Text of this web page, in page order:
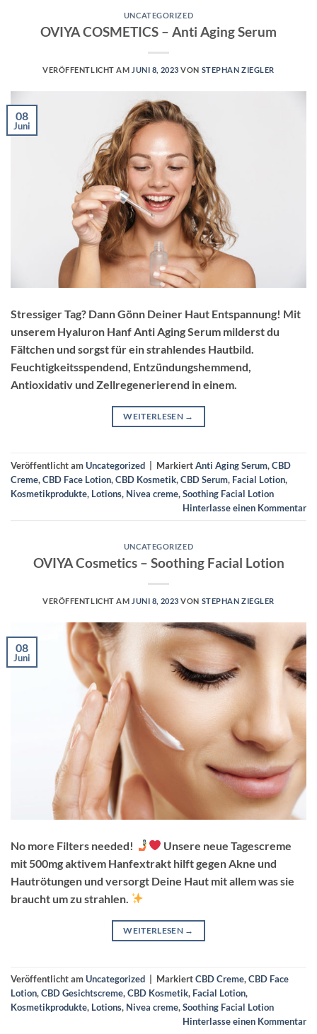
UNCATEGORIZED
OVIYA COSMETICS – Anti Aging Serum
VERÖFFENTLICHT AM JUNI 8, 2023 VON STEPHAN ZIEGLER
08
Juni
Stressiger Tag? Dann Gönn Deiner Haut Entspannung! Mit
unserem Hyaluron Hanf Anti Aging Serum milderst du
Fältchen und sorgst für ein strahlendes Hautbild.
Feuchtigkeitsspendend, Entzündungshemmend,
Antioxidativ und Zellregenerierend in einem.
WEITERLESEN →
Veröffentlicht amUncategorized MarkiertAnti Aging Serum,CBD
Creme,CBD Face Lotion,CBD Kosmetik,CBD Serum, Facial Lotion,
Kosmetikprodukte, Lotions, Nivea creme,Soothing Facial Lotion
Hinterlasse einen Kommentar
UNCATEGORIZED
OVIYA Cosmetics – Soothing Facial Lotion
VERÖFFENTLICHT AM JUNI 8, 2023 VON STEPHAN ZIEGLER
08
Juni
No more Filters needed!
Unsere neue Tagescreme
mit 500mg aktivem Hanfextrakt hilft gegen Akne und
Hautrötungen und versorgt Deine Haut mit allem was sie
braucht um zu strahlen.
WEITERLESEN →
Veröffentlicht amUncategorized MarkiertCBD Creme,CBD Face
Lotion,CBD Gesichtscreme,CBD Kosmetik, Facial Lotion,
Kosmetikprodukte, Lotions, Nivea creme,Soothing Facial Lotion
Hinterlasse einen Kommentar